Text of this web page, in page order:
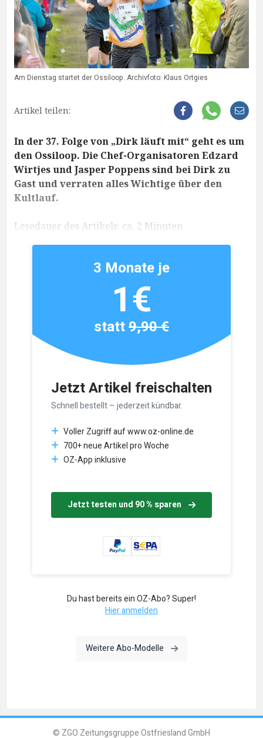
Am Dienstag startet der Ossiloop. Archivfoto: Klaus Ortgies
Artikel teilen:
In der 37. Folge von „Dirk läuft mit“ geht es um
den Ossiloop. Die Chef-Organisatoren Edzard
Wirtjes und Jasper Poppens sind bei Dirk zu
Gast und verraten alles Wichtige über den
Kultlauf.
Lesedauer des Artikels: ca. 2 Minuten
Jetzt Artikel freischalten
Schnell bestellt – jederzeit kündbar.
Voller Zugriff auf www.oz-online.de
700+ neue Artikel pro Woche
OZ-App inklusive
Jetzt testen und 90 % sparen
3 Monate je
1€
statt9,90 €
Du hast bereits ein OZ-Abo? Super!
Hier anmelden
Weitere Abo-Modelle
© ZGO Zeitungsgruppe Ostfriesland GmbH